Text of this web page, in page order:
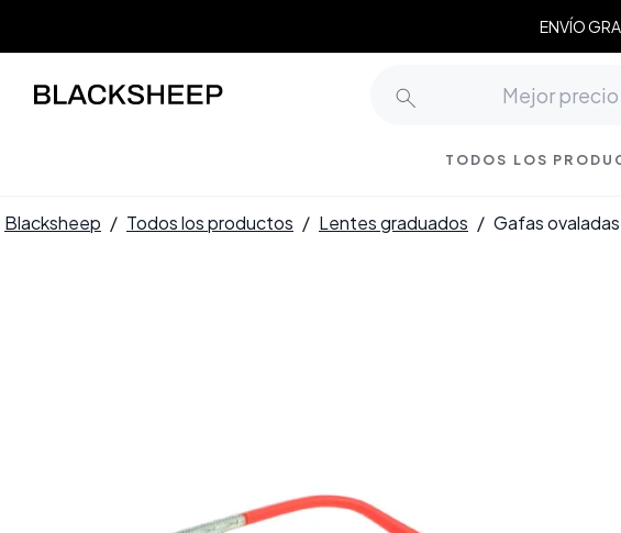
ENVÍO
TODOS LOS
Blacksheep / Todos los productos / Lentes graduados / Gafas